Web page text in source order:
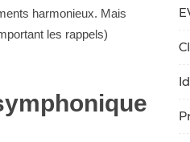
harmonieux. Mais
les rappels)